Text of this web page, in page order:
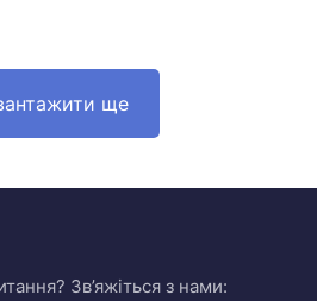
ще
Зв’яжіться з нами: